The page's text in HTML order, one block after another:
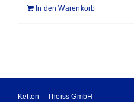
In den Warenkorb
Ketten – Theiss GmbH